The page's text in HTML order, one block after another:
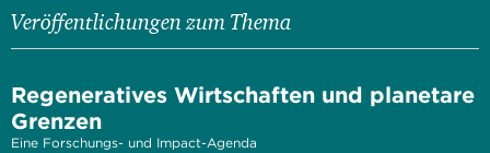
Veröffentlichungen zum Thema
Regeneratives Wirtschaften und planetare
Grenzen
Eine Forschungs- und Impact-Agenda